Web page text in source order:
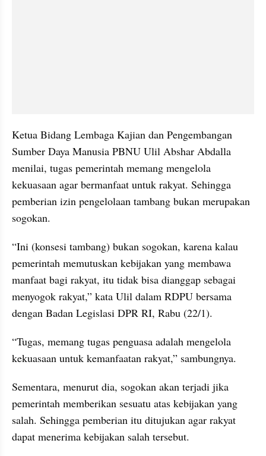
Ketua Bidang Lembaga Kajian dan Pengembangan
Sumber Daya Manusia PBNU Ulil Abshar Abdalla
menilai, tugas pemerintah memang mengelola
kekuasaan agar bermanfaat untuk rakyat. Sehingga
pemberian izin pengelolaan tambang bukan merupakan
sogokan.
“Ini (konsesi tambang) bukan sogokan, karena kalau
pemerintah memutuskan kebijakan yang membawa
manfaat bagi rakyat, itu tidak bisa dianggap sebagai
menyogok rakyat,” kata Ulil dalam RDPU bersama
dengan Badan Legislasi DPR RI, Rabu (22/1).
“Tugas, memang tugas penguasa adalah mengelola
kekuasaan untuk kemanfaatan rakyat,” sambungnya.
Sementara, menurut dia, sogokan akan terjadi jika
pemerintah memberikan sesuatu atas kebijakan yang
salah. Sehingga pemberian itu ditujukan agar rakyat
dapat menerima kebijakan salah tersebut.